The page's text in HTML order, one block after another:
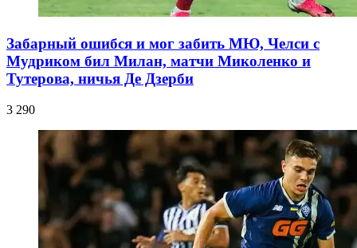
Забарный ошибся и мог забить МЮ, Челси с
Мудриком бил Милан, матчи Миколенко и
Тутерова, ничья Де Дзерби
3 290